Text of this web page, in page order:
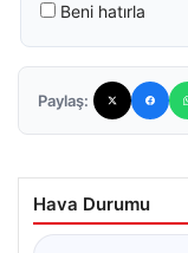
Beni hatırla
Paylaş:
Hava Durumu